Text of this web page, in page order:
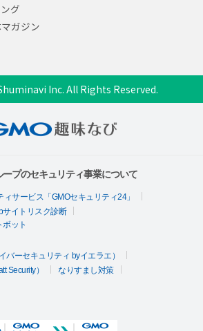
グ
ガジン
Inc. All Rights Reserved.